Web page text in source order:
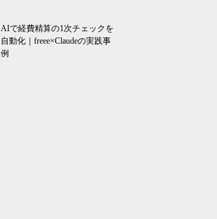
AIで経費精算の1次チェックを
自動化｜freee×Claudeの実践事
例